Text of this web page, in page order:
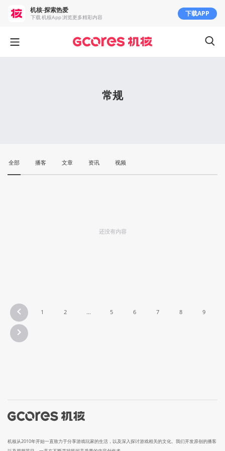
常规
全部 播客 文章 资讯 视频
还没有内容
1 2 ... 5 6 7 8 9
机核从2010年开始一直致力于分享游戏玩家的生活，以及深入探讨游戏相关的文化。我们开发原创的播客
机核-探索热爱
下载 机核App 浏览更多精彩内容 下载APP